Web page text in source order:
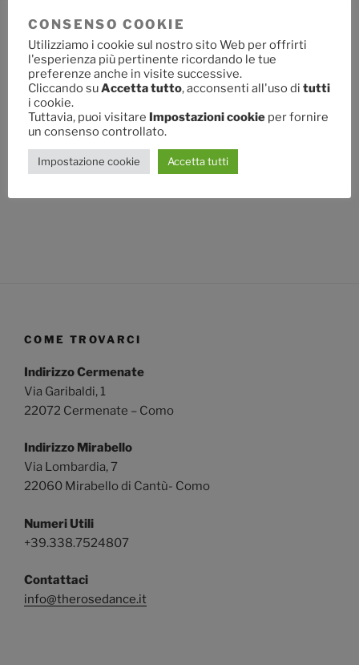
3 4 5 6 7 8
10 11 12 13 14
17
24 25 26
31
COME TROVARCI
Indirizzo Cermenate
Via Garibaldi, 1
22072 Cermenate – Como
Indirizzo Mirabello
Via Lombardia, 7
22060 Mirabello di Cantù- Como
Numeri Utili
+39.338.7524807
Contattaci
info@therosedance.it
CONSENSO COOKIE
Utilizziamo i cookie sul nostro sito Web per offrirti
l'esperienza più pertinente ricordando le tue
preferenze anche in visite successive.
Cliccando suAccetta tutto, acconsenti all'uso di tutti
i cookie.
Tuttavia, puoi visitare Impostazioni cookie per fornire
un consenso controllato.
Impostazione cookie Accetta tutti